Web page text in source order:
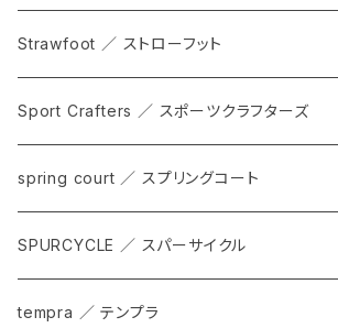
Strawfoot ／ ストローフット
Sport Crafters ／ スポーツクラフターズ
spring court ／ スプリングコート
SPURCYCLE ／ スパーサイクル
tempra ／ テンプラ